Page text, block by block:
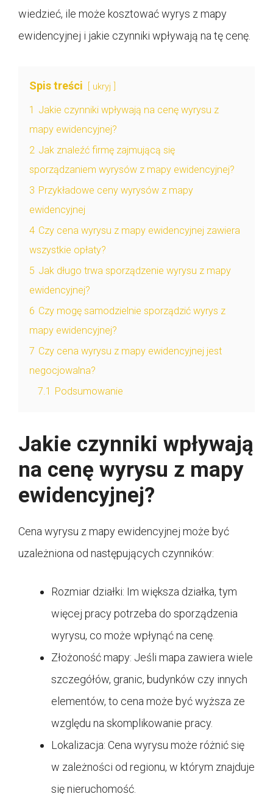
wiedzieć, ile może kosztować wyrys z mapy
ewidencyjnej i jakie czynniki wpływają na tę cenę.
Spis treści ukryj
1 Jakie czynniki wpływają na cenę wyrysu z
mapy ewidencyjnej?
2 Jak znaleźć firmę zajmującą się
sporządzaniem wyrysów z mapy ewidencyjnej?
3 Przykładowe ceny wyrysów z mapy
ewidencyjnej
4 Czy cena wyrysu z mapy ewidencyjnej zawiera
wszystkie opłaty?
5 Jak długo trwa sporządzenie wyrysu z mapy
ewidencyjnej?
6 Czy mogę samodzielnie sporządzić wyrys z
mapy ewidencyjnej?
7 Czy cena wyrysu z mapy ewidencyjnej jest
negocjowalna?
7.1 Podsumowanie
Jakie czynniki wpływają
na cenę wyrysu z mapy
ewidencyjnej?
Cena wyrysu z mapy ewidencyjnej może być
uzależniona od następujących czynników:
Rozmiar działki: Im większa działka, tym
więcej pracy potrzeba do sporządzenia
wyrysu, co może wpłynąć na cenę.
Złożoność mapy: Jeśli mapa zawiera wiele
szczegółów, granic, budynków czy innych
elementów, to cena może być wyższa ze
względu na skomplikowanie pracy.
Lokalizacja: Cena wyrysu może różnić się
w zależności od regionu, w którym znajduje
się nieruchomość.